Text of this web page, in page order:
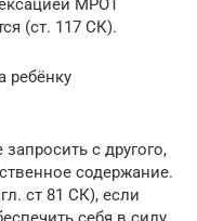
МРОТ
(ст. 117 СК).
ребёнку
с другого,
содержание.
ст 81 СК), если